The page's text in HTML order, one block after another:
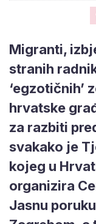
Migranti,
stranih
‘egzotičnih’
hrvatske
za razbiti
svakako je
kojeg u
organizira
Jasnu